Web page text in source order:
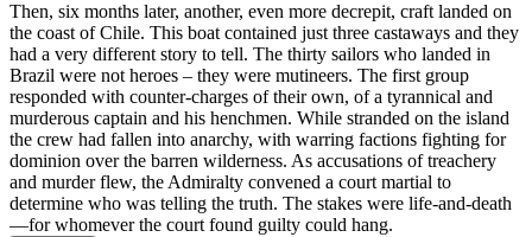
Then, six months later, another, even more decrepit, craft landed on
the coast of Chile. This boat contained just three castaways and they
had a very different story to tell. The thirty sailors who landed in
Brazil were not heroes – they were mutineers. The first group
responded with counter-charges of their own, of a tyrannical and
murderous captain and his henchmen. While stranded on the island
the crew had fallen into anarchy, with warring factions fighting for
dominion over the barren wilderness. As accusations of treachery
and murder flew, the Admiralty convened a court martial to
determine who was telling the truth. The stakes were life-and-death
—for whomever the court found guilty could hang.